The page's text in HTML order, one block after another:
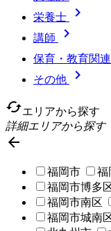
栄養士 
講師 
保育・教育関
その他

cachedエリアから探す
詳細エリアから探す

福岡市
福
福岡市博多
福岡市南区
福岡市城南